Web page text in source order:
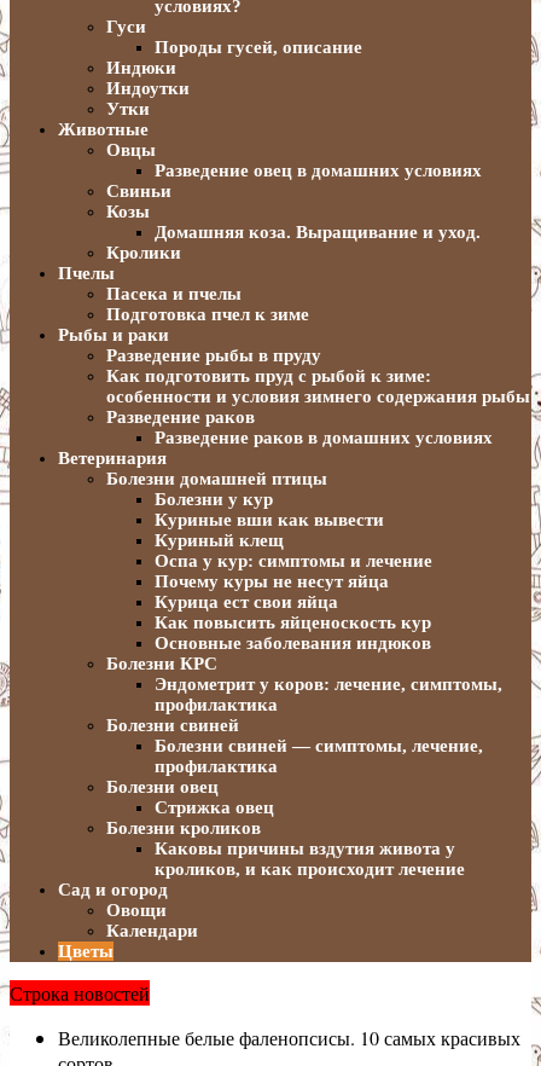
условиях?
Гуси
Породы гусей, описание
Индюки
Индоутки
Утки
Животные
Овцы
Разведение овец в домашних условиях
Свиньи
Козы
Домашняя коза. Выращивание и уход.
Кролики
Пчелы
Пасека и пчелы
Подготовка пчел к зиме
Рыбы и раки
Разведение рыбы в пруду
Как подготовить пруд с рыбой к зиме:
особенности и условия зимнего содержания рыбы
Разведение раков
Разведение раков в домашних условиях
Ветеринария
Болезни домашней птицы
Болезни у кур
Куриные вши как вывести
Куриный клещ
Оспа у кур: симптомы и лечение
Почему куры не несут яйца
Курица ест свои яйца
Как повысить яйценоскость кур
Основные заболевания индюков
Болезни КРС
Эндометрит у коров: лечение, симптомы,
профилактика
Болезни свиней
Болезни свиней — симптомы, лечение,
профилактика
Болезни овец
Стрижка овец
Болезни кроликов
Каковы причины вздутия живота у
кроликов, и как происходит лечение
Сад и огород
Овощи
Календари
Цветы
Строка новостей
Великолепные белые фаленопсисы. 10 самых красивых